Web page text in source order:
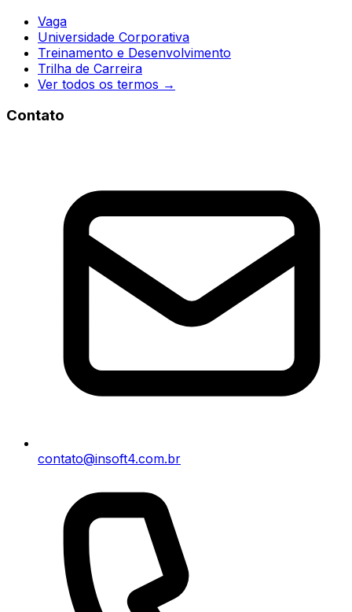
Vaga
Universidade Corporativa
Treinamento e Desenvolvimento
Trilha de Carreira
Ver todos os termos →
Contato
contato@insoft4.com.br